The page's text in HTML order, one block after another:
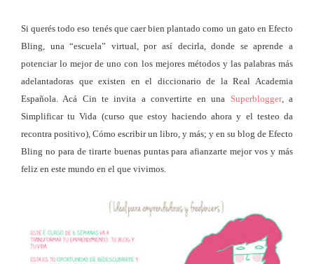
Si querés todo eso tenés que caer bien plantado como un gato en Efecto
Bling, una “escuela” virtual, por así decirla, donde se aprende a
potenciar lo mejor de uno con los mejores métodos y las palabras más
adelantadoras que existen en el diccionario de la Real Academia
Española. Acá Cin te invita a convertirte en una Superblogger, a
Simplificar tu Vida (curso que estoy haciendo ahora y el testeo da
recontra positivo), Cómo escribir un libro, y más; y en su blog de Efecto
Bling no para de tirarte buenas puntas para afianzarte mejor vos y más
feliz en este mundo en el que vivimos.